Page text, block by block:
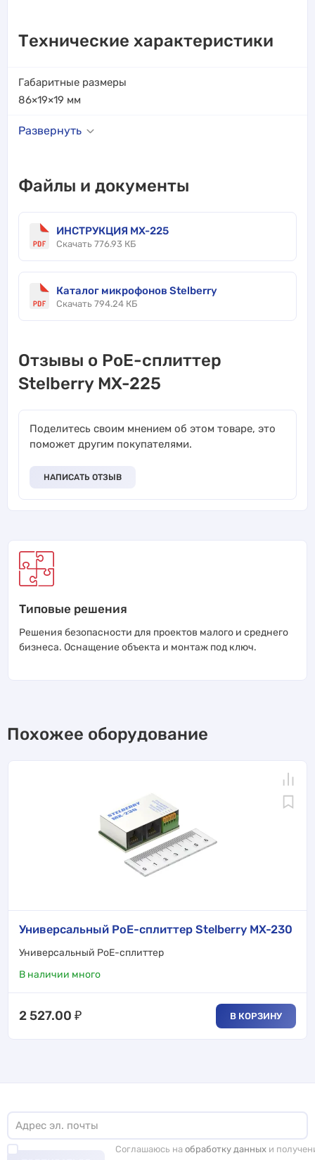
Технические характеристики
Габаритные размеры
86×19×19 мм
Развернуть
Файлы и документы
ИНСТРУКЦИЯ MX-225
Скачать 776.93 КБ
Каталог микрофонов Stelberry
Скачать 794.24 КБ
Отзывы о PoE-сплиттер
Stelberry MX-225
Поделитесь своим мнением об этом товаре, это
поможет другим покупателями.
НАПИСАТЬ ОТЗЫВ
Типовые решения
Решения безопасности для проектов малого и среднего
бизнеса. Оснащение объекта и монтаж под ключ.
Похожее оборудование
Универсальный PoE-сплиттер Stelberry MX-230
Универсальный PoE-сплиттер
В наличии много
2 527.00 ₽ В КОРЗИНУ
Соглашаюсь на обработку данных и